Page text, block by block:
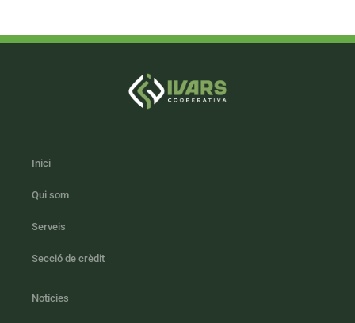
Inici
Qui som
Serveis
Secció de crèdit
Notícies